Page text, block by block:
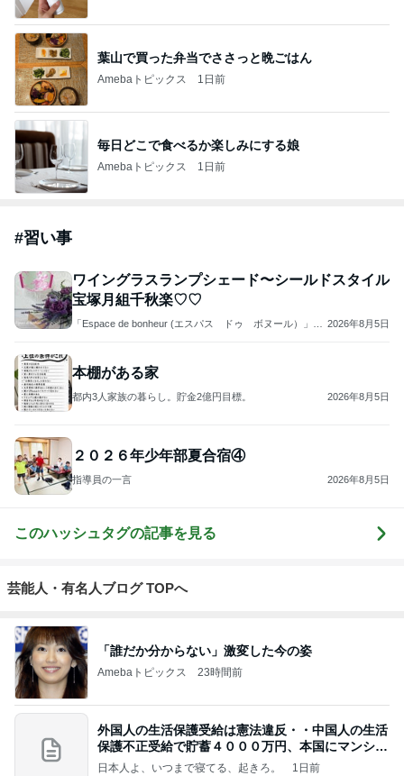
葉山で買った弁当でささっと晩ごはん
Amebaトピックス 1日前
毎日どこで食べるか楽しみにする娘
Amebaトピックス 1日前
#習い事
ワイングラスランプシェード〜シールドスタイル
宝塚月組千秋楽♡♡
「Espace de bonheur (エスパス ドゥ ボヌール）」
2026年8月5日
本棚がある家
都内3人家族の暮らし。貯金2億円目標。 2026年8月5日
２０２６年少年部夏合宿④
指導員の一言 2026年8月5日
このハッシュタグの記事を見る
芸能人・有名人ブログ TOPへ
「誰だか分からない」激変した今の姿
Amebaトピックス 23時間前
外国人の生活保護受給は憲法違反・・中国人の生活
保護不正受給で貯蓄４０００万円、本国にマンショ
ンを
日本人よ、いつまで寝てる、起きろ。 1日前